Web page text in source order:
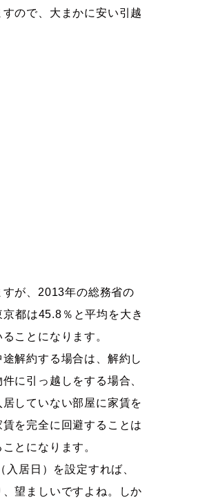
ので、大まかに安い引越
が、2013年の総務省の
都は45.8％と平均を大き
ことになります。
解約する場合は、解約し
に引っ越しをする場合、
していない部屋に家賃を
を完全に回避することは
とになります。
居日）を設定すれば、
望ましいですよね。しか